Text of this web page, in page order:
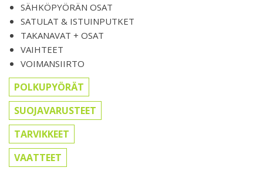
SÄHKÖPYÖRÄN OSAT
SATULAT & ISTUINPUTKET
TAKANAVAT + OSAT
VAIHTEET
VOIMANSIIRTO
POLKUPYÖRÄT
SUOJAVARUSTEET
TARVIKKEET
VAATTEET